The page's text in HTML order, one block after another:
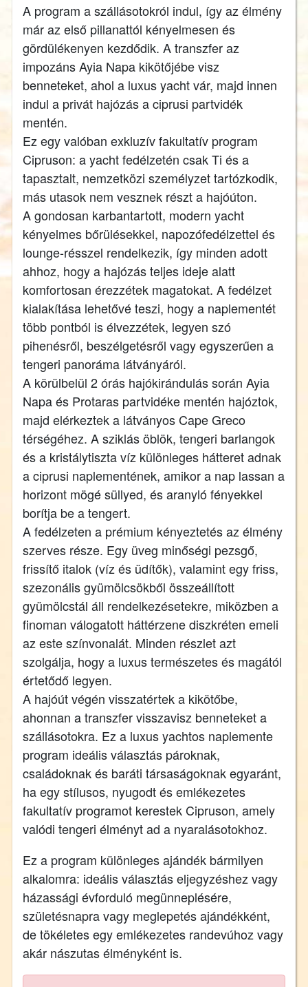
A program a szállásotokról indul, így az élmény
már az első pillanattól kényelmesen és
gördülékenyen kezdődik. A transzfer az
impozáns Ayia Napa kikötőjébe visz
benneteket, ahol a luxus yacht vár, majd innen
indul a privát hajózás a ciprusi partvidék
mentén.
Ez egy valóban exkluzív fakultatív program
Cipruson: a yacht fedélzetén csak Ti és a
tapasztalt, nemzetközi személyzet tartózkodik,
más utasok nem vesznek részt a hajóúton.
A gondosan karbantartott, modern yacht
kényelmes bőrülésekkel, napozófedélzettel és
lounge-résszel rendelkezik, így minden adott
ahhoz, hogy a hajózás teljes ideje alatt
komfortosan érezzétek magatokat. A fedélzet
kialakítása lehetővé teszi, hogy a naplementét
több pontból is élvezzétek, legyen szó
pihenésről, beszélgetésről vagy egyszerűen a
tengeri panoráma látványáról.
A körülbelül 2 órás hajókirándulás során Ayia
Napa és Protaras partvidéke mentén hajóztok,
majd elérkeztek a látványos Cape Greco
térségéhez. A sziklás öblök, tengeri barlangok
és a kristálytiszta víz különleges hátteret adnak
a ciprusi naplementének, amikor a nap lassan a
horizont mögé süllyed, és aranyló fényekkel
borítja be a tengert.
A fedélzeten a prémium kényeztetés az élmény
szerves része. Egy üveg minőségi pezsgő,
frissítő italok (víz és üdítők), valamint egy friss,
szezonális gyümölcsökből összeállított
gyümölcstál áll rendelkezésetekre, miközben a
finoman válogatott háttérzene diszkréten emeli
az este színvonalát. Minden részlet azt
szolgálja, hogy a luxus természetes és magától
értetődő legyen.
A hajóút végén visszatértek a kikötőbe,
ahonnan a transzfer visszavisz benneteket a
szállásotokra. Ez a luxus yachtos naplemente
program ideális választás pároknak,
családoknak és baráti társaságoknak egyaránt,
ha egy stílusos, nyugodt és emlékezetes
fakultatív programot kerestek Cipruson, amely
valódi tengeri élményt ad a nyaralásotokhoz.
Ez a program különleges ajándék bármilyen
alkalomra: ideális választás eljegyzéshez vagy
házassági évforduló megünneplésére,
születésnapra vagy meglepetés ajándékként,
de tökéletes egy emlékezetes randevúhoz vagy
akár nászutas élményként is.